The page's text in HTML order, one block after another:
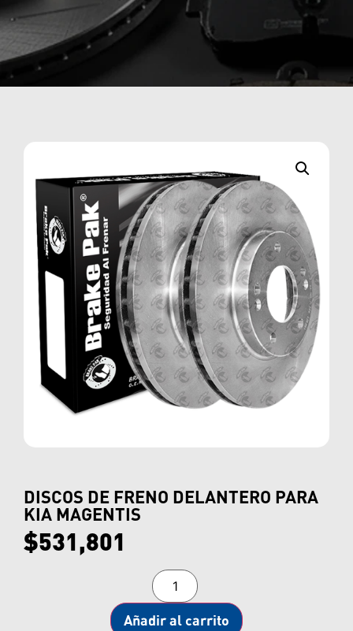
DISCOS DE FRENO DELANTERO PARA
KIA MAGENTIS
$531,801
Añadir al carrito